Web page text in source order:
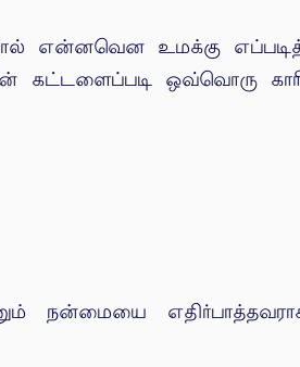
என்னவென உமக்கு எப்படித்
ஒவ்வொரு
நன்மையை